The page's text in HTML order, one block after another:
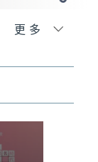
更多